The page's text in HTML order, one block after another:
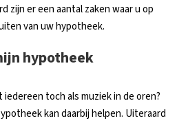
zijn er een aantal zaken waar u op
van uw hypotheek.
hypotheek
toch als muziek in de oren?
kan daarbij helpen. Uiteraard